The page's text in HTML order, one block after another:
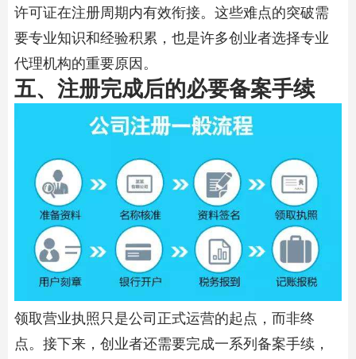
许可证在注册周期内有效衔接。这些难点的突破需
要专业知识和经验积累，也是许多创业者选择专业
代理机构的重要原因。
五、注册完成后的必要备案手续
领取营业执照只是公司正式运营的起点，而非终
点。接下来，创业者还需要完成一系列备案手续，